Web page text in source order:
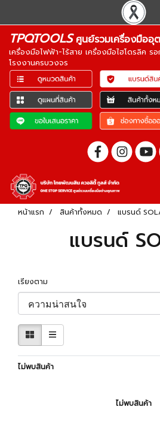
TPQTOOLSศูนย์รวมเครื่องมืออุ
เครื่องมือไฟฟ้า-ไร้สาย เครื่องมือไฮโดรลิค
โรงงานครบวงจร
หน้าแรก สินค้าทั้งหมด แบรนด์
แบรนด์
เรียงตาม
ไม่พบสินค้า
ไม่พบสินค้า